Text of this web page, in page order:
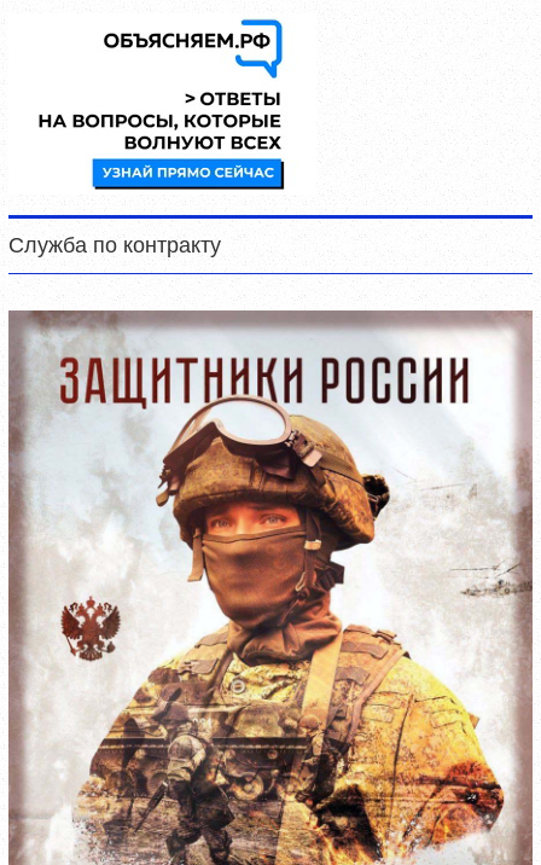
Служба по контракту